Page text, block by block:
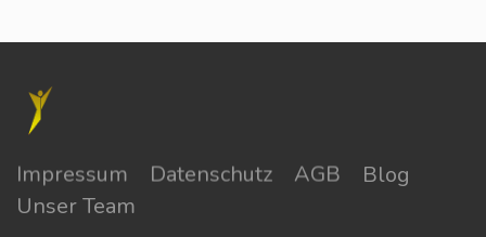
Impressum Datenschutz AGB
Blog
Unser Team